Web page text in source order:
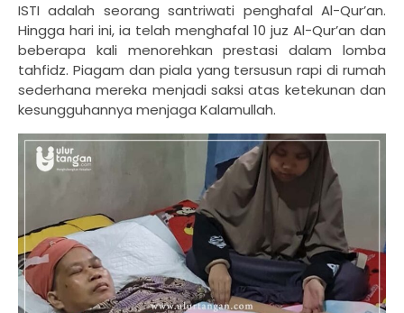
ISTI adalah seorang santriwati penghafal Al-Qur’an.
Hingga hari ini, ia telah menghafal 10 juz Al-Qur’an dan
beberapa kali menorehkan prestasi dalam lomba
tahfidz. Piagam dan piala yang tersusun rapi di rumah
sederhana mereka menjadi saksi atas ketekunan dan
kesungguhannya menjaga Kalamullah.